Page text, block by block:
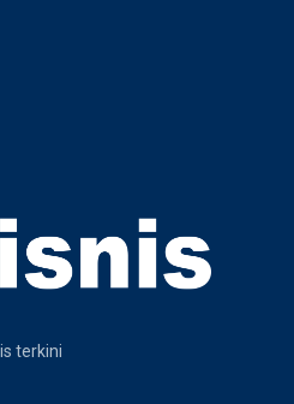
terkini